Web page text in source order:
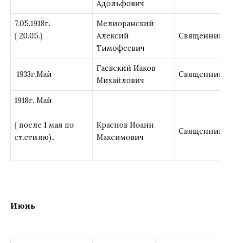
Адольфович
7.05.1918г.
( 20.05.)
Мелиоранский
Алексий
Тимофеевич
Священник
1933г.Май
Гаевский Иаков
Михайлович
Священник
1918г. Май
( после 1 мая по
ст.стилю)..
Краснов Иоанн
Максимович
Священник
Июнь